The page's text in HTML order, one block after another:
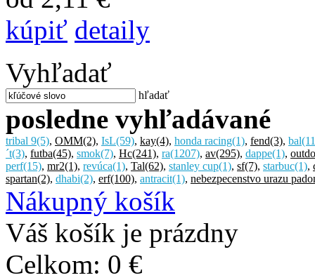
kúpiť detaily
Vyhľadať
hľadať
posledne vyhľadávané
tribal 9(5), OMM(2), IsL(59), kay(4), honda racing(1), fend(3), bal
´t(3), futba(45), smok(7), Hc(241), ra(1207), av(295), dappe(1),
perf(15), mr2(1), revúca(1), Tal(62), stanley cup(1), sf(7), starbuc(1),
spartan(2), dhabi(2), erf(100), antracit(1), nebezpecenstvo urazu
Nákupný košík
Váš košík je prázdny
Celkom: 0 €